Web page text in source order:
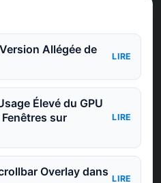
Allégée de
LIRE
Élevé du GPU
sur
LIRE
Overlay dans
LIRE